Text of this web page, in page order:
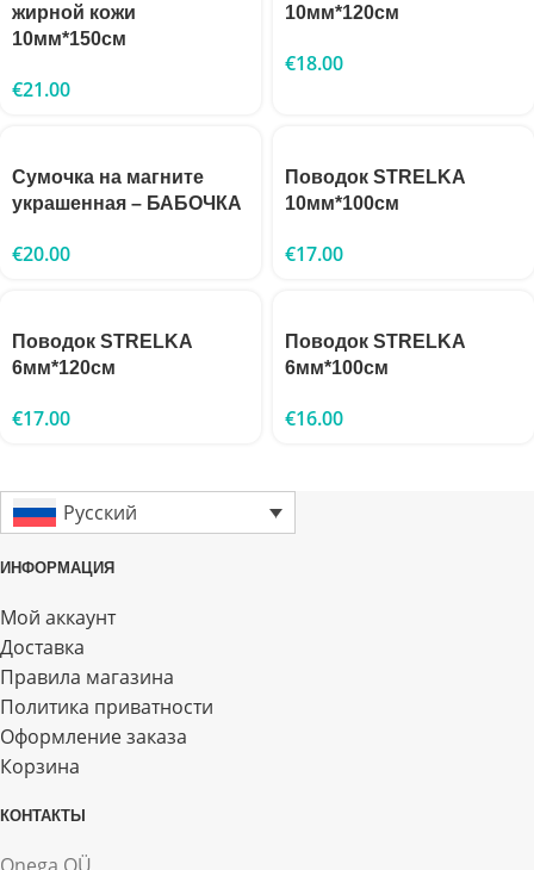
жирной кожи
10мм*150см
€21.00
10мм*120см
€18.00
Сумочка на магните
украшенная – БАБОЧКА
€20.00
Поводок STRELKA
10мм*100см
€17.00
Поводок STRELKA
6мм*120см
€17.00
Поводок STRELKA
6мм*100см
€16.00
Русский
ИНФОРМАЦИЯ
Мой аккаунт
Доставка
Правила магазина
Политика приватности
Оформление заказа
Корзина
КОНТАКТЫ
Onega OÜ